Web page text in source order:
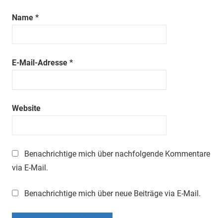
Name *
E-Mail-Adresse *
Website
Benachrichtige mich über nachfolgende Kommentare
via E-Mail.
Benachrichtige mich über neue Beiträge via E-Mail.